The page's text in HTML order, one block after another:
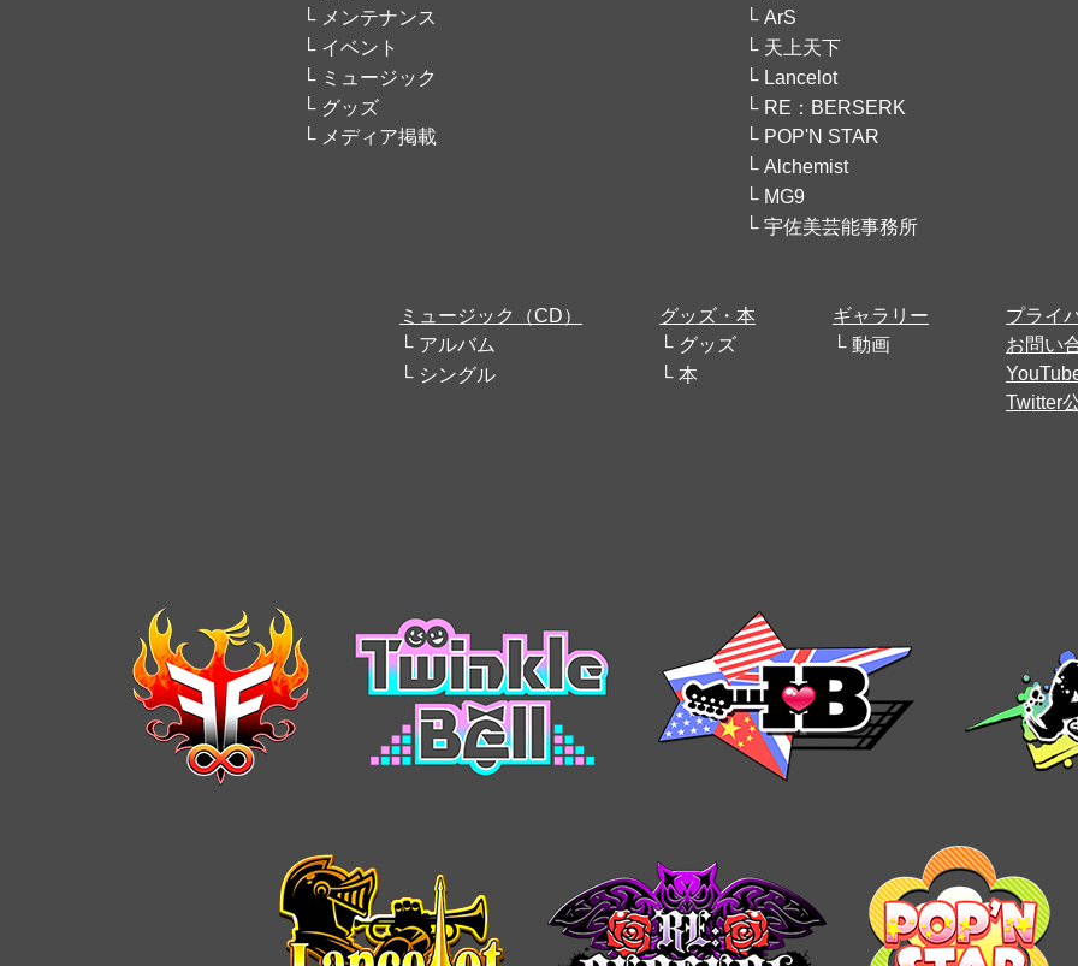
メンテナンス
イベント
ミュージック
グッズ
メディア掲載
ArS
天上天下
Lancelot
RE：BERSERK
POP'N STAR
Alchemist
MG9
宇佐美芸能事務所
ミュージック（CD）
アルバム
シングル
グッズ・本
グッズ
本
ギャラリー
動画
プライ
お問い
Twitter